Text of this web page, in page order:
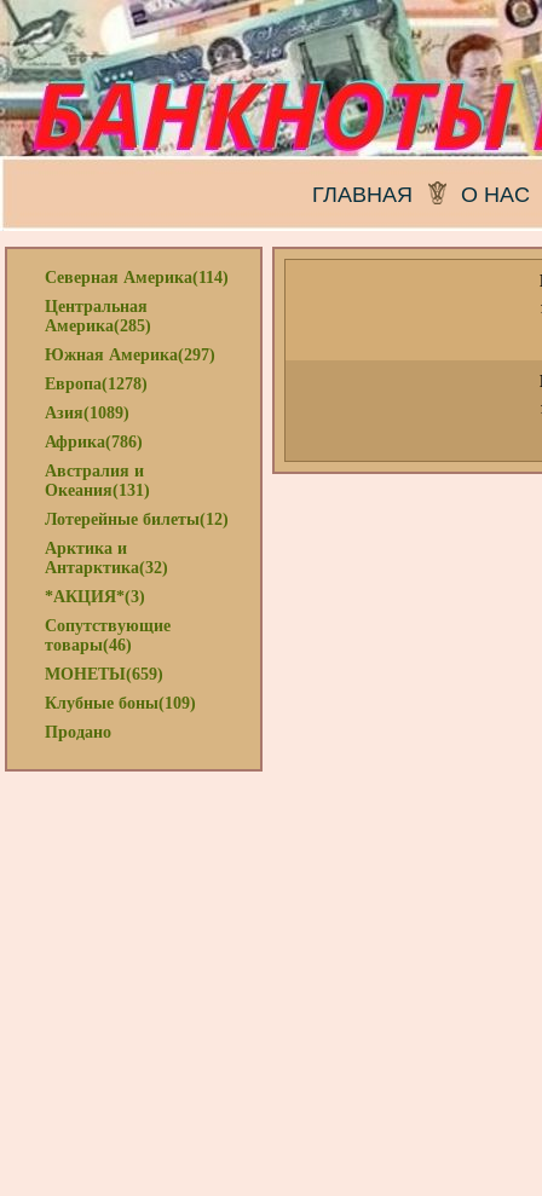
ГЛАВНАЯ О НАС
Северная Америка(114)
Центральная
Америка(285)
Южная Америка(297)
Европа(1278)
Азия(1089)
Африка(786)
Австралия и
Океания(131)
Лотерейные билеты(12)
Арктика и
Антарктика(32)
*АКЦИЯ*(3)
Сопутствующие
товары(46)
МОНЕТЫ(659)
Клубные боны(109)
Продано